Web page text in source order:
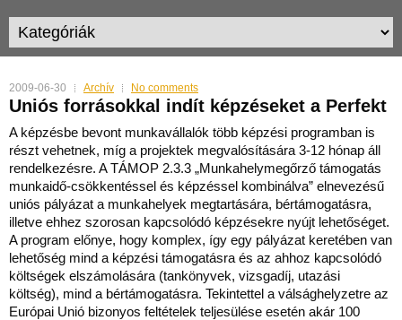
2009-06-30 Archív No comments
Uniós forrásokkal indít képzéseket a Perfekt
A képzésbe bevont munkavállalók több képzési programban is
részt vehetnek, míg a projektek megvalósítására 3-12 hónap áll
rendelkezésre. A TÁMOP 2.3.3 „Munkahelymegőrző támogatás
munkaidő-csökkentéssel és képzéssel kombinálva” elnevezésű
uniós pályázat a munkahelyek megtartására, bértámogatásra,
illetve ehhez szorosan kapcsolódó képzésekre nyújt lehetőséget.
A program előnye, hogy komplex, így egy pályázat keretében van
lehetőség mind a képzési támogatásra és az ahhoz kapcsolódó
költségek elszámolására (tankönyvek, vizsgadíj, utazási
költség), mind a bértámogatásra. Tekintettel a válsághelyzetre az
Európai Unió bizonyos feltételek teljesülése esetén akár 100